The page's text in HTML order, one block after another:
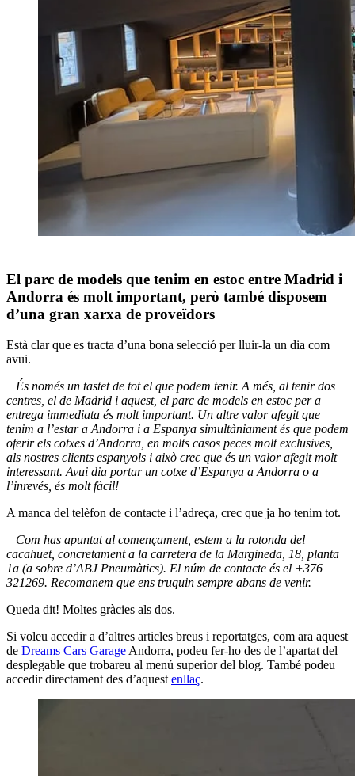
El parc de models que tenim en estoc entre Madrid i
Andorra és molt important, però també disposem
d’una gran xarxa de proveïdors
Està clar que es tracta d’una bona selecció per lluir-la un dia com
avui.
És només un tastet de tot el que podem tenir. A més, al tenir dos
centres, el de Madrid i aquest, el parc de models en estoc per a
entrega immediata és molt important. Un altre valor afegit que
tenim a l’estar a Andorra i a Espanya simultàniament és que podem
oferir els cotxes d’Andorra, en molts casos peces molt exclusives,
als nostres clients espanyols i això crec que és un valor afegit molt
interessant. Avui dia portar un cotxe d’Espanya a Andorra o a
l’inrevés, és molt fàcil!
A manca del telèfon de contacte i l’adreça, crec que ja ho tenim tot.
Com has apuntat al començament, estem a la rotonda del
cacahuet, concretament a la carretera de la Margineda, 18, planta
1a (a sobre d’ABJ Pneumàtics). El núm de contacte és el +376
321269. Recomanem que ens truquin sempre abans de venir.
Queda dit! Moltes gràcies als dos.
Si voleu accedir a d’altres articles breus i reportatges, com ara aquest
de Dreams Cars Garage Andorra, podeu fer-ho des de l’apartat del
desplegable que trobareu al menú superior del blog. També podeu
accedir directament des d’aquest enllaç.